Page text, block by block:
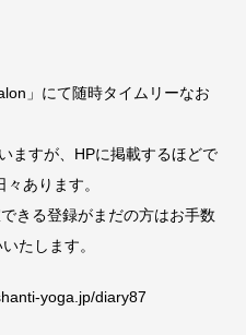
」にて随時タイムリーなお
ますが、HPに掲載するほどで
あります。
きる登録がまだの方はお手数
たします。
yoga.jp/diary87